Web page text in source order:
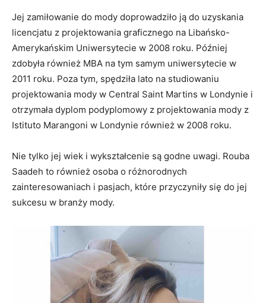
Jej zamiłowanie do mody doprowadziło ją do uzyskania
licencjatu z projektowania graficznego na Libańsko-
Amerykańskim Uniwersytecie w 2008 roku. Później
zdobyła również MBA na tym samym uniwersytecie w
2011 roku. Poza tym, spędziła lato na studiowaniu
projektowania mody w Central Saint Martins w Londynie i
otrzymała dyplom podyplomowy z projektowania mody z
Istituto Marangoni w Londynie również w 2008 roku.
Nie tylko jej wiek i wykształcenie są godne uwagi. Rouba
Saadeh to również osoba o różnorodnych
zainteresowaniach i pasjach, które przyczyniły się do jej
sukcesu w branży mody.